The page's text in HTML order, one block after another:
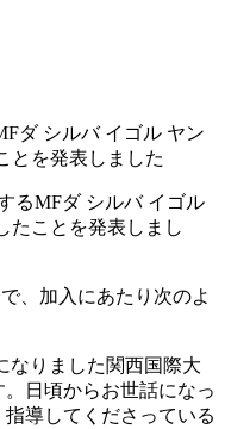
ダ シルバ イゴル ヤン
とを発表しました
るMFダ シルバ イゴル
たことを発表しまし
、加入にあたり次のよ
なりました関西国際大
日頃からお世話になっ
導してくださっている